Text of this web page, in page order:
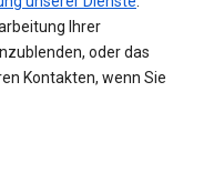
Ihrer
oder das
Kontakten, wenn Sie